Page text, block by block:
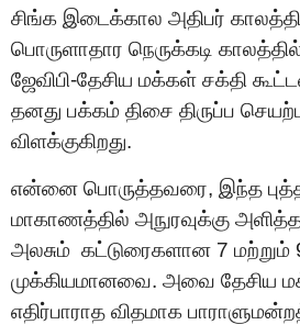
சிங்க இடைக்கால அதிபர்
பொருளாதார நெருக்கடி
ஜேவிபி-தேசிய மக்கள் சக்தி
தனது பக்கம் திசை திருப்ப
விளக்குகிறது.
என்னை பொருத்தவரை, இந்த
மாகாணத்தில் அநுரவுக்கு
அலசும் கட்டுரைகளான 7 மற்றும்
முக்கியமானவை. அவை தேசிய
எதிர்பாராத விதமாக